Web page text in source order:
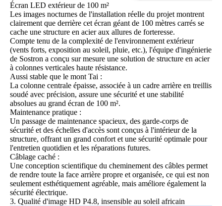
Écran LED extérieur de 100 m²
Les images nocturnes de l'installation réelle du projet montrent
clairement que derrière cet écran géant de 100 mètres carrés se
cache une structure en acier aux allures de forteresse.
Compte tenu de la complexité de l'environnement extérieur
(vents forts, exposition au soleil, pluie, etc.), l'équipe d'ingénierie
de Sostron a conçu sur mesure une solution de structure en acier
à colonnes verticales haute résistance.
Aussi stable que le mont Tai :
La colonne centrale épaisse, associée à un cadre arrière en treillis
soudé avec précision, assure une sécurité et une stabilité
absolues au grand écran de 100 m².
Maintenance pratique :
Un passage de maintenance spacieux, des garde-corps de
sécurité et des échelles d'accès sont conçus à l'intérieur de la
structure, offrant un grand confort et une sécurité optimale pour
l'entretien quotidien et les réparations futures.
Câblage caché :
Une conception scientifique du cheminement des câbles permet
de rendre toute la face arrière propre et organisée, ce qui est non
seulement esthétiquement agréable, mais améliore également la
sécurité électrique.
3. Qualité d'image HD P4.8, insensible au soleil africain